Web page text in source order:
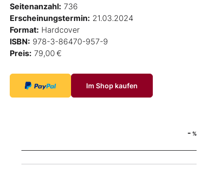
Seitenanzahl: 736
Erscheinungstermin: 21.03.2024
Format: Hardcover
ISBN: 978-3-86470-957-9
Preis: 79,00 €
Im Shop kaufen
- %